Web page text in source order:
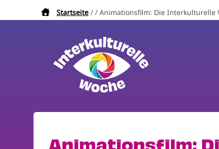
Pfadnavigation
Startseite Animationsfilm: Die Interkulturelle